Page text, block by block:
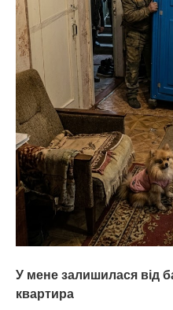
У мене залишилася від
квартира